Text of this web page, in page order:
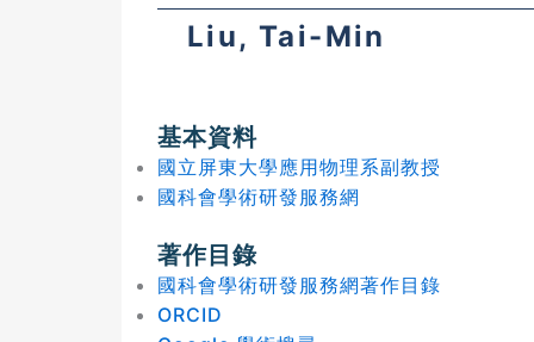
Liu, Tai-Min
基本資料
國立屏東大學應用物理系副教授
國科會學術研發服務網
著作目錄
國科會學術研發服務網著作目錄
ORCID